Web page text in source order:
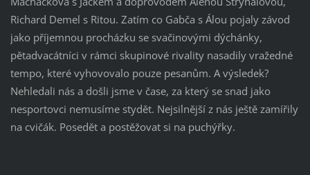
Richard Demel s Ritou. Zatím co Gabča s Álou pojaly závod
jako příjemnou procházku se svačinovými dýchánky,
pětadvacátníci v rámci skupinové rivality nasadily vražedné
tempo, které vyhovovalo pouze pesanům. A výsledek?
Nehledali nás a došli jsme v čase, za který se snad jako
nesportovci nemusíme stydět. Nejsilnější z nás ještě zamířily
na cvičák. Posedět a postěžovat si na puchýřky.